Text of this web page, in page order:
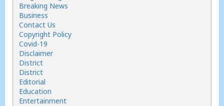
Breaking News
Business
Contact Us
Copyright Policy
Covid-19
Disclaimer
District
District
Editorial
Education
Entertainment